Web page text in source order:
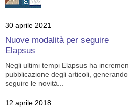
30 aprile 2021
Nuove modalità per seguire
Elapsus
Negli ultimi tempi Elapsus ha
pubblicazione degli articoli,
seguire le novità...
12 aprile 2018